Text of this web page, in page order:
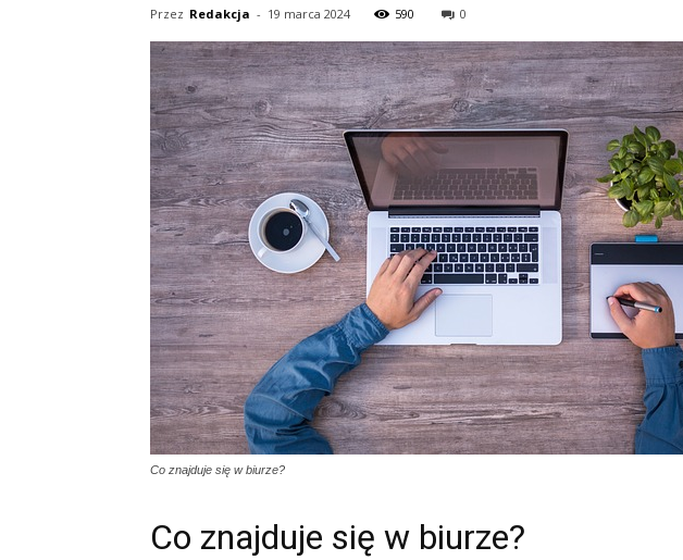
Przez Redakcja - 19 marca 2024 590 0
Co znajduje się w biurze?
Co znajduje się w biurze?